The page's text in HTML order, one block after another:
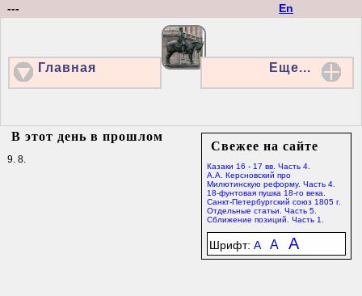
En
---
Главная Еще...
Свежее на сайте
Казаки 16 - 17 вв. Часть 4.
А.А. Керсновский про
Милютинскую реформу. Часть 4.
18-фунтовая пушка 18-го века.
Санкт-Петербургский союз 1805 г.
Отдельные статьи. Часть 5.
Сближение позиций. Часть 1.
Шрифт: A A A
В этот день в прошлом
9. 8.